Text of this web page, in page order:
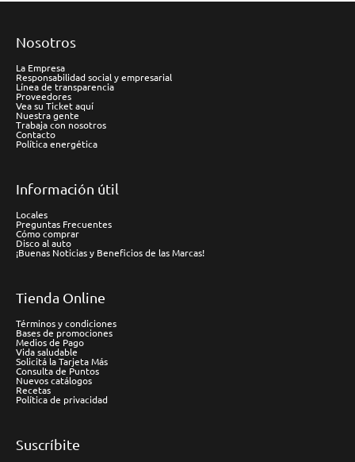
Nosotros
La Empresa
Responsabilidad social y empresarial
Línea de transparencia
Proveedores
Vea su Ticket aquí
Nuestra gente
Trabaja con nosotros
Contacto
Política energética
Información útil
Locales
Preguntas Frecuentes
Cómo comprar
Disco al auto
¡Buenas Noticias y Beneficios de las Marcas!
Tienda Online
Términos y condiciones
Bases de promociones
Medios de Pago
Vida saludable
Solicitá la Tarjeta Más
Consulta de Puntos
Nuevos catálogos
Recetas
Política de privacidad
Suscríbite